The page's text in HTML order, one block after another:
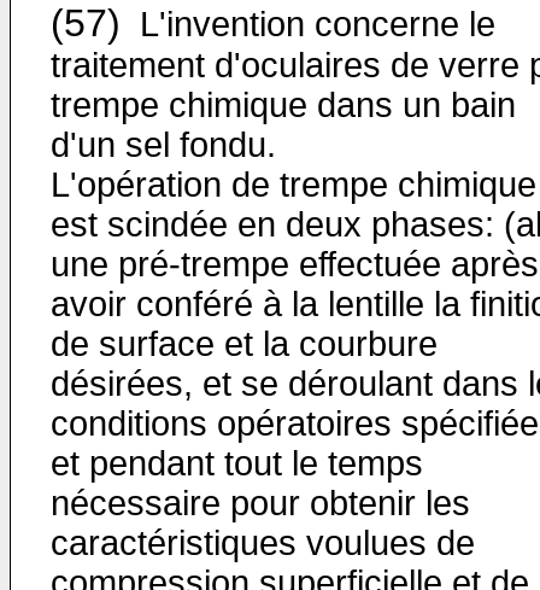
(57) L'invention concerne le
traitement d'oculaires de verre
trempe chimique dans un bain
d'un sel fondu.
L'opération de trempe chimique
est scindée en deux phases:
une pré-trempe effectuée après
avoir conféré à la lentille la
de surface et la courbure
désirées, et se déroulant dans
conditions opératoires
et pendant tout le temps
nécessaire pour obtenir les
caractéristiques voulues de